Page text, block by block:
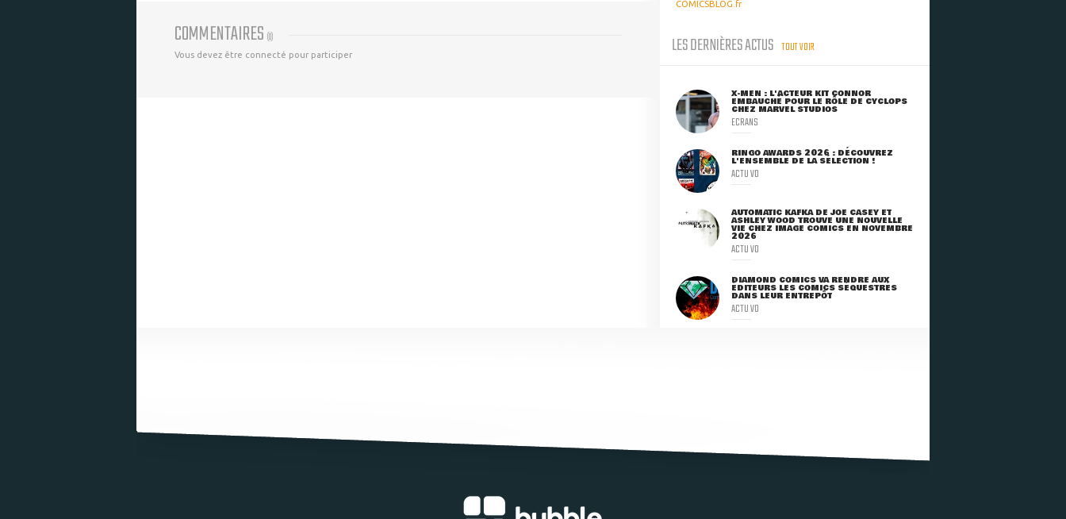
COMMENTAIRES (0)
Vous devez être connecté pour participer
COMICSBLOG.fr
LES DERNIÈRES ACTUS TOUT VOIR
X-MEN : L'ACTEUR KIT CONNOR
EMBAUCHÉ POUR LE RÔLE DE CYCLOPS
CHEZ MARVEL STUDIOS
ECRANS
RINGO AWARDS 2026 : DÉCOUVREZ
L'ENSEMBLE DE LA SÉLECTION !
ACTU VO
AUTOMATIC KAFKA DE JOE CASEY ET
ASHLEY WOOD TROUVE UNE NOUVELLE
VIE CHEZ IMAGE COMICS EN NOVEMBRE
2026
ACTU VO
DIAMOND COMICS VA RENDRE AUX
ÉDITEURS LES COMICS SÉQUESTRÉS
DANS LEUR ENTREPÔT
ACTU VO